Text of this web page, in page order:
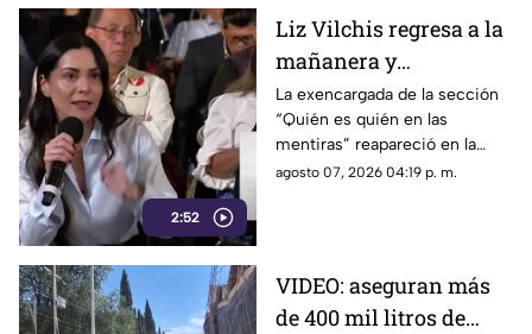
2:52
Liz Vilchis regresa a la
mañanera y
protagoniza nuevo
choque con medios de
comunicación
La exencargada de la sección
“Quién es quién en las
mentiras” reapareció en la
conferencia presidencial.
agosto 07, 2026 04:19 p. m.
VIDEO: aseguran más
de 400 mil litros de